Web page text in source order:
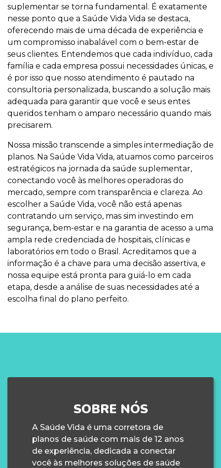
suplementar se torna fundamental. É exatamente
nesse ponto que a Saúde Vida Vida se destaca,
oferecendo mais de uma década de experiência e
um compromisso inabalável com o bem-estar de
seus clientes. Entendemos que cada indivíduo, cada
família e cada empresa possui necessidades únicas, e
é por isso que nosso atendimento é pautado na
consultoria personalizada, buscando a solução mais
adequada para garantir que você e seus entes
queridos tenham o amparo necessário quando mais
precisarem.
Nossa missão transcende a simples intermediação de
planos. Na Saúde Vida Vida, atuamos como parceiros
estratégicos na jornada da saúde suplementar,
conectando você às melhores operadoras do
mercado, sempre com transparência e clareza. Ao
escolher a Saúde Vida, você não está apenas
contratando um serviço, mas sim investindo em
segurança, bem-estar e na garantia de acesso a uma
ampla rede credenciada de hospitais, clínicas e
laboratórios em todo o Brasil. Acreditamos que a
informação é a chave para uma decisão assertiva, e
nossa equipe está pronta para guiá-lo em cada
etapa, desde a análise de suas necessidades até a
escolha final do plano perfeito.
SOBRE NÓS
A Saúde Vida é uma corretora de
planos de saúde com mais de 12 anos
de experiência, dedicada a conectar
você às melhores soluções de saúde